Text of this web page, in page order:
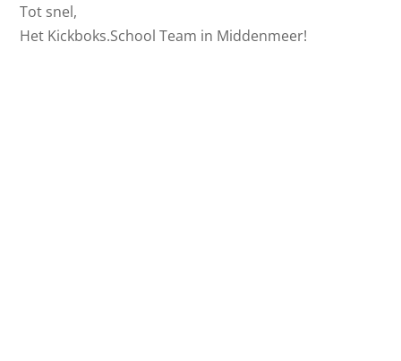
Tot snel,
Het Kickboks.School Team in Middenmeer!